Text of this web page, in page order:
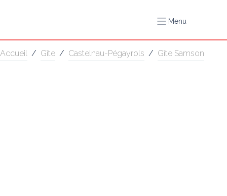
Menu
Accueil / Gîte / Castelnau-Pégayrols / Gîte Samson